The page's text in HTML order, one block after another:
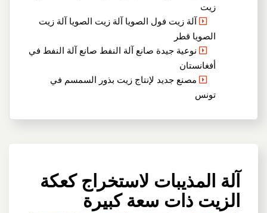
زيت
آلة زيت فول الصويا آلة زيت الصويا آلة زيت
الصويا قطر
نوعية جيدة صانع آلة النفط صانع آلة النفط في
أفغانستان
مصنع جديد لإنتاج زيت بذور السمسم في
تونس
آلة المذيبات لاستخراج كعكة
الزيت ذات سعة كبيرة